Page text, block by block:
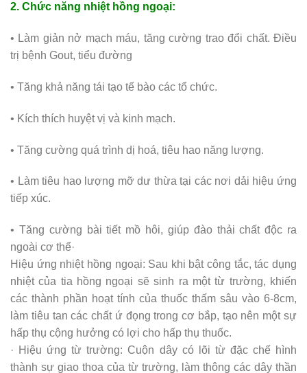
2. Chức năng nhiệt hồng ngoại:
• Làm giản nở mạch máu, tăng cường trao đổi chất. Điều
trị bệnh Gout, tiểu đường
• Tăng khả năng tái tạo tế bào các tổ chức.
• Kích thích huyệt vị và kinh mạch.
• Tăng cường quá trình dị hoá, tiêu hao năng lượng.
• Làm tiêu hao lượng mỡ dư thừa tại các nơi dải hiệu ứng
tiếp xúc.
• Tăng cường bài tiết mồ hôi, giúp đào thải chất độc ra
ngoài cơ thể·
Hiệu ứng nhiệt hồng ngoại: Sau khi bật công tắc, tác dụng
nhiệt của tia hồng ngoại sẽ sinh ra một từ trường, khiến
các thành phần hoạt tính của thuốc thấm sâu vào 6-8cm,
làm tiêu tan các chất ứ đọng trong cơ bắp, tạo nên một sự
hấp thụ cộng hưởng có lợi cho hấp thụ thuốc.
· Hiệu ứng từ trường: Cuộn dây có lõi từ đặc chế hình
thành sự giao thoa của từ trường, làm thông các dây thần